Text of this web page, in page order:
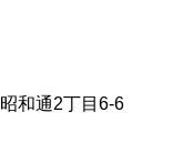
和通2丁目6-6